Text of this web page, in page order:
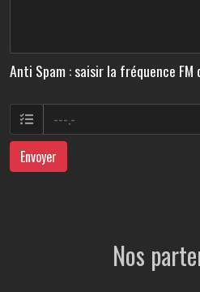
Anti Spam : saisir la fréquence FM
Envoyer
Nos